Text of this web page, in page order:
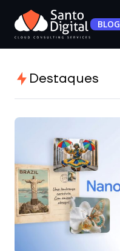
BLOG
Destaques